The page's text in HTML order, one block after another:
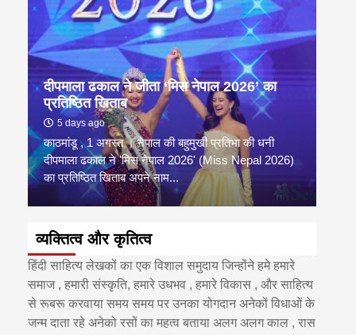
दीपमाला ढकाल ने जीता ‘मिस नेपाल 2026’ का
प्रतिष्ठित खिताब
5 days ago
काठमांडू , 1 अगस्त । नेपाल की बहुमुखी प्रतिभा की धनी
दीपमाला ढकाल ने 'मिस नेपाल 2026' (Miss Nepal 2026)
का प्रतिष्ठित खिताब अपने नाम...
व्यक्तित्व और कृतित्व
हिंदी साहित्य लेखकों का एक विशाल समुदाय जिन्होंने हमे हमारे
समाज , हमारी संस्कृति, हमारे उधभव , हमारे विकास , और साहित्य
से रूबरू करवाया समय समय पर उनका योगदान अनेकों विधाओं के
जन्म दाता रहे अनेको रसों का महत्व बताया अलग अलग काल , रास